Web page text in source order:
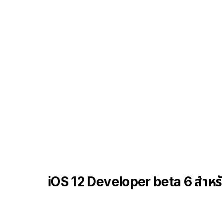
iOS 12 Developer beta 6 สำ